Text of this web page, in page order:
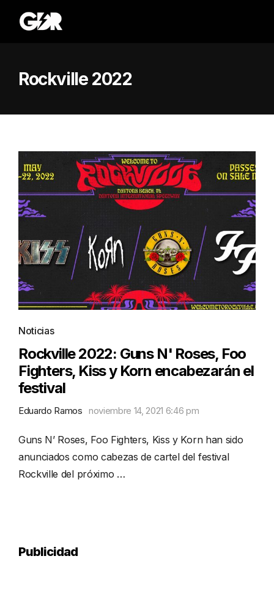
Rockville 2022
Noticias
Rockville 2022: Guns N' Roses, Foo
Fighters, Kiss y Korn encabezarán el
festival
Eduardo Ramos noviembre 14, 2021 6:46 pm
Guns N’ Roses, Foo Fighters, Kiss y Korn han sido
anunciados como cabezas de cartel del festival
Rockville del próximo …
Publicidad